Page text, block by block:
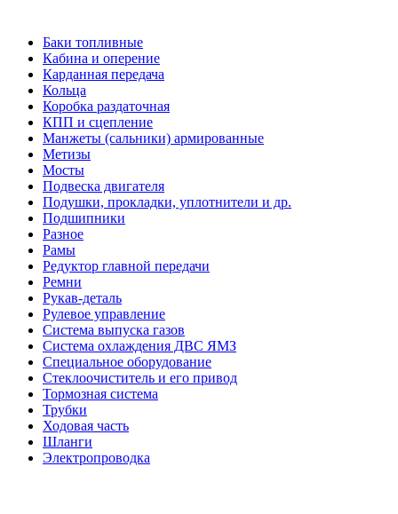
Баки топливные
Кабина и оперение
Карданная передача
Кольца
Коробка раздаточная
КПП и сцепление
Манжеты (сальники) армированные
Метизы
Мосты
Подвеска двигателя
Подушки, прокладки, уплотнители и др.
Подшипники
Разное
Рамы
Редуктор главной передачи
Ремни
Рукав-деталь
Рулевое управление
Система выпуска газов
Система охлаждения ДВС ЯМЗ
Специальное оборудование
Стеклоочиститель и его привод
Тормозная система
Трубки
Ходовая часть
Шланги
Электропроводка